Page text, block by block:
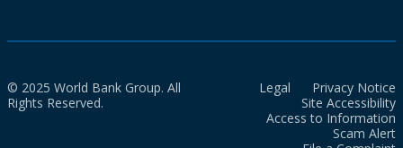
© 2025 World Bank Group. All
Rights Reserved.
Legal
Privacy Notice
Site Accessibility
Access to Information
Scam Alert